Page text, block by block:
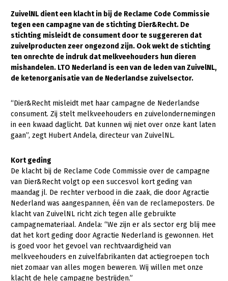
Sterk ondernemerschap
Transitiepaden
Thema’s
Gezonde planten
Natuur, klimaat en energie
Bodem en water
Mens, ondernemerschap en onderwijs
Internationaal
Sectoren
Dier
Biologische Landbouw
Geitenhouderij
Kalverhouderij
Plant
Akkerbouw
Biologische Landbouw
Multifunctionele landbouw
Multifunctioneel
ZuivelNL dient een klacht in bij de Reclame Code Commissie
tegen een campagne van de stichting Dier&Recht. De
stichting misleidt de consument door te suggereren dat
zuivelproducten zeer ongezond zijn. Ook wekt de stichting
ten onrechte de indruk dat melkveehouders hun dieren
mishandelen. LTO Nederland is een van de leden van ZuivelNL,
de ketenorganisatie van de Nederlandse zuivelsector.
“Dier&Recht misleidt met haar campagne de Nederlandse
consument. Zij stelt melkveehouders en zuivelondernemingen
in een kwaad daglicht. Dat kunnen wij niet over onze kant laten
gaan”, zegt Hubert Andela, directeur van ZuivelNL.
Kort geding
De klacht bij de Reclame Code Commissie over de campagne
van Dier&Recht volgt op een succesvol kort geding van
maandag jl. De rechter verbood in die zaak, die door Agractie
Nederland was aangespannen, één van de reclameposters. De
klacht van ZuivelNL richt zich tegen alle gebruikte
campagnemateriaal. Andela: “We zijn er als sector erg blij mee
dat het kort geding door Agractie Nederland is gewonnen. Het
is goed voor het gevoel van rechtvaardigheid van
melkveehouders en zuivelfabrikanten dat actiegroepen toch
niet zomaar van alles mogen beweren. Wij willen met onze
klacht de hele campagne bestrijden.”